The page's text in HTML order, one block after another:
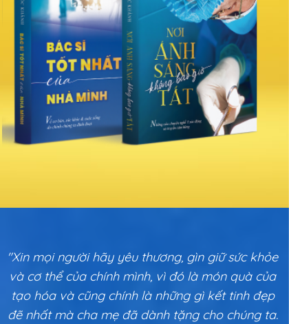
"Xin mọi người hãy yêu thương, gìn giữ sức khỏe
và cơ thể của chính mình, vì đó là món quà của
tạo hóa và cũng chính là những gì kết tinh đẹp
đẽ nhất mà cha mẹ đã dành tặng cho chúng ta.